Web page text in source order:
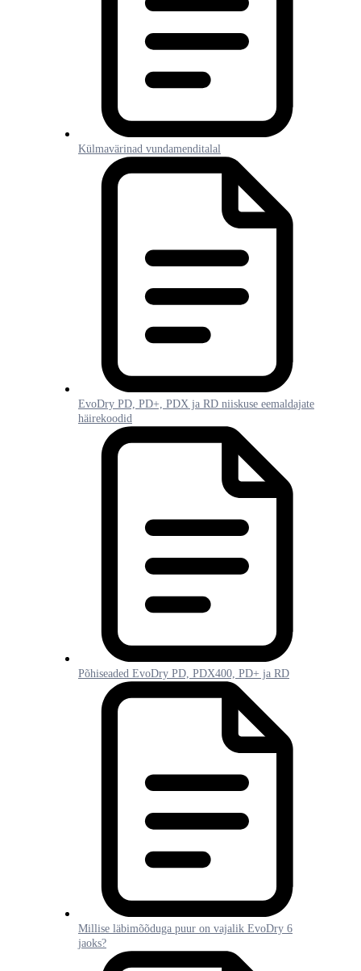
Külmavärinad vundamenditalal
EvoDry PD, PD+, PDX ja RD niiskuse eemaldajate
häirekoodid
Põhiseaded EvoDry PD, PDX400, PD+ ja RD
Millise läbimõõduga puur on vajalik EvoDry 6
jaoks?